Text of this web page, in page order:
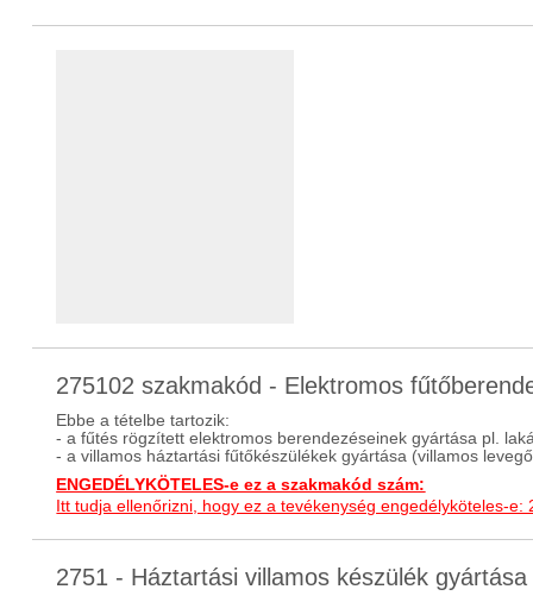
275102 szakmakód - Elektromos
Ebbe a tételbe tartozik:
- a fűtés rögzített elektromos berendezéseinek gyártása pl.
- a villamos háztartási fűtőkészülékek gyártása (villamos
ENGEDÉLYKÖTELES-e ez a szakmakód szám:
Itt tudja ellenőrizni, hogy ez a tevékenység engedélyköteles-e:
2751 - Háztartási villamos készülék